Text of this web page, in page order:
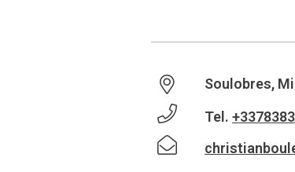
Soulobres,
Tel.